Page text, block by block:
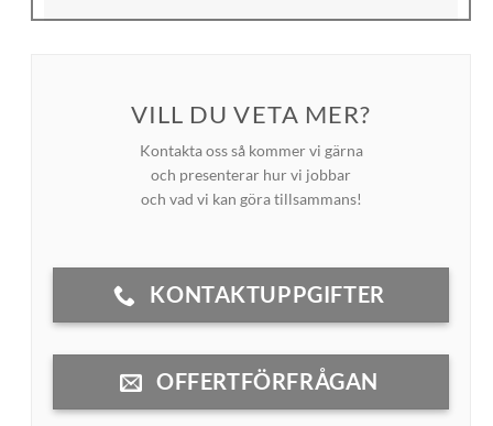
MER INSPIRATION?
Titta in i vårt galleri med mängder av trycksaker!
VILL DU VETA MER?
Kontakta oss så kommer vi gärna
och presenterar hur vi jobbar
och vad vi kan göra tillsammans!
KONTAKTUPPGIFTER
OFFERTFÖRFRÅGAN